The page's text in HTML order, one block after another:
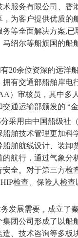
服务有限公司、香
为客户提供优质的
等全面解决方案,已
绍尔等船旗国的船
20余位资深的远洋
拥有交通部船舶岸电
）审核员，其中多
通运输部颁发的 “金
采用由中国船级社
舶技术管理更加科
舶航线设计、装卸
航行，通过气象分
安全。对于第三方检
检查、保险人检
发展需要，成立了
集团公司形成了以船
、技术咨询等多板